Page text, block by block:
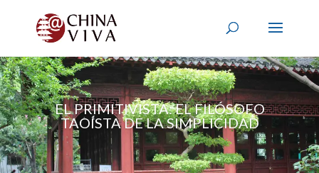
EL PRIMITIVISTA: EL FILÓSOFO
TAOÍSTA DE LA SIMPLICIDAD